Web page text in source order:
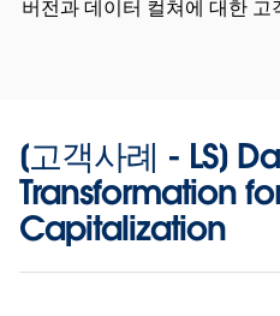
버전과 데이터 컬쳐에 대한
[고객사례 - LS]
Transformation
Capitalization